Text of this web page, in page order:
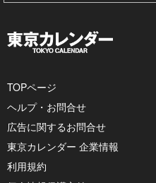
TOPページ
ヘルプ・お問合せ
広告に関するお問合せ
東京カレンダー 企業情報
利用規約